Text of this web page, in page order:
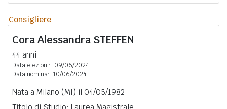
Consigliere
Cora Alessandra STEFFEN
44 anni
Data elezioni:
09/06/2024
Data nomina: 10/06/2024
Nata a Milano (MI) il 04/05/1982